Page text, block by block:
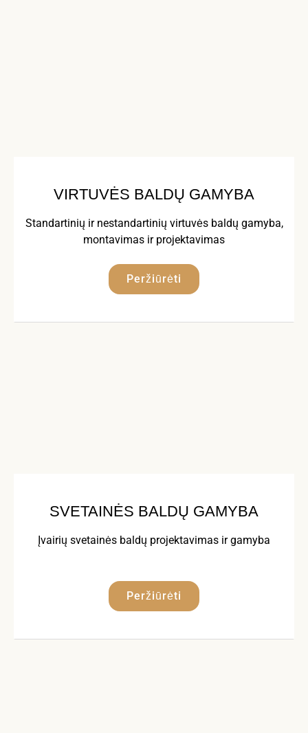
VIRTUVĖS BALDŲ GAMYBA
Standartinių ir nestandartinių virtuvės baldų gamyba,
montavimas ir projektavimas
Peržiūrėti
SVETAINĖS BALDŲ GAMYBA
Įvairių svetainės baldų projektavimas ir gamyba
Peržiūrėti